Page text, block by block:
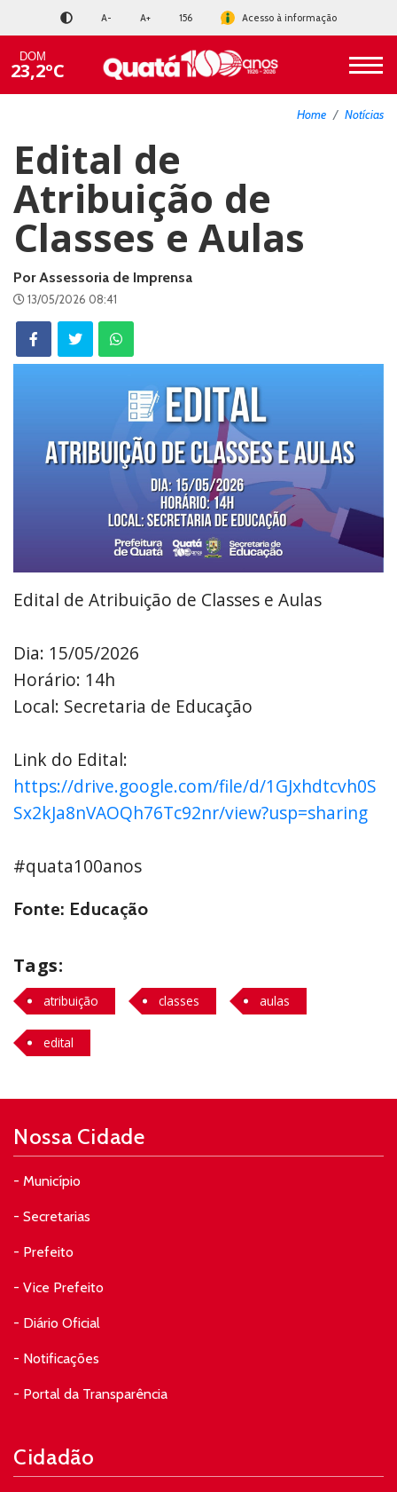
A- A+ 156 Acesso à informação
DOM
23,2ºC
Home Notícias
Edital de
Atribuição de
Classes e Aulas
Por Assessoria de Imprensa
13/05/2026 08:41
Edital de Atribuição de Classes e Aulas
Dia: 15/05/2026
Horário: 14h
Local: Secretaria de Educação
https://drive.google.com/file/d/1GJxhdtcvh0S
Sx2kJa8nVAOQh76Tc92nr/view?usp=sharing
#quata100anos
Fonte: Educação
Tags:
atribuição classes aulas
edital
Nossa Cidade
- Município
- Secretarias
- Prefeito
- Vice Prefeito
- Diário Oficial
- Notificações
- Portal da Transparência
Cidadão